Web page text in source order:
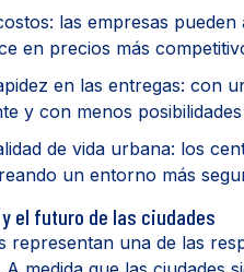
las empresas
en precios más
en las entregas: con
y con menos
de vida urbana: los
un entorno más
el futuro de las ciudades
representan una de las